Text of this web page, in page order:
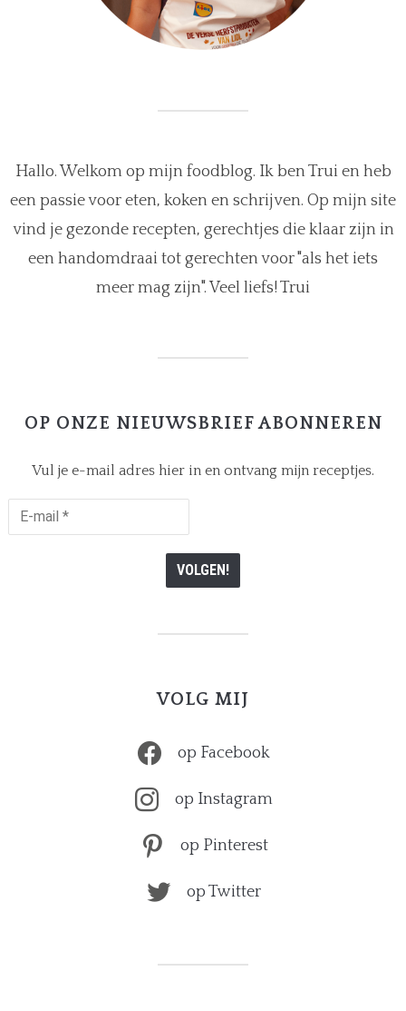
Hallo. Welkom op mijn foodblog. Ik ben Trui en heb
een passie voor eten, koken en schrijven. Op mijn site
vind je gezonde recepten, gerechtjes die klaar zijn in
een handomdraai tot gerechten voor "als het iets
meer mag zijn". Veel liefs! Trui
OP ONZE NIEUWSBRIEF ABONNEREN
Vul je e-mail adres hier in en ontvang mijn receptjes.
E-
VOLG MIJ
op Facebook
op Instagram
op Pinterest
op Twitter